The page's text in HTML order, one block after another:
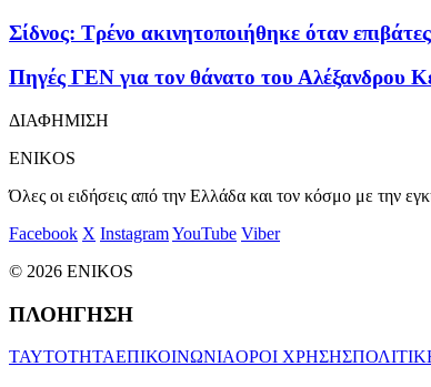
Σίδνος: Τρένο ακινητοποιήθηκε όταν
Πηγές ΓΕΝ για τον θάνατο του Αλέξανδρου
ΔΙΑΦΗΜΙΣΗ
ENIKOS
Όλες οι ειδήσεις από την Ελλάδα και τον κόσμο με την
Facebook X InstagramYouTube Viber
© 2026 ENIKOS
ΠΛΟΗΓΗΣΗ
ΤΑΥΤΟΤΗΤΑΕΠΙΚΟΙΝΩΝΙΑΟΡΟΙ ΧΡΗΣΗΣ